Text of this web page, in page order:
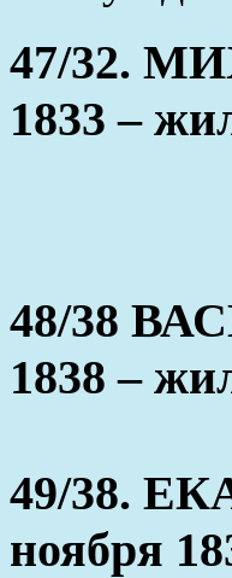
47/32.
1833 –
48/38
1838 –
49/38.
ноября